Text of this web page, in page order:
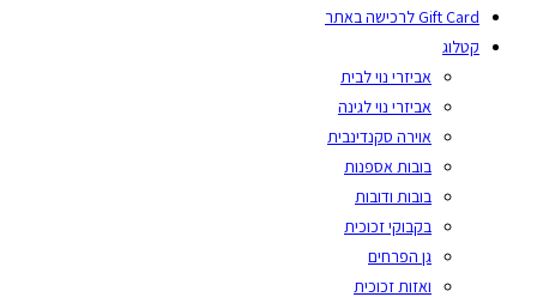
Gift Card לרכישה באתר
קטלוג
אביזרי נוי לבית
אביזרי נוי לגינה
אוירה סקנדינבית
בובות אספנות
בובות ודובות
בקבוקי זכוכית
גן הפרחים
ואזות זכוכית